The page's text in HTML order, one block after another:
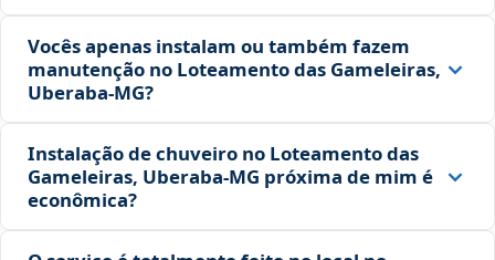
Vocês apenas instalam ou também fazem
manutenção no Loteamento das Gameleiras,
Uberaba‑MG?
Instalação de chuveiro no Loteamento das
Gameleiras, Uberaba‑MG próxima de mim é
econômica?